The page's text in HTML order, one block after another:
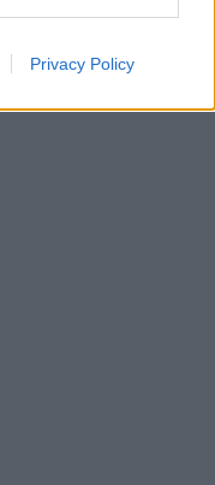
Privacy Policy